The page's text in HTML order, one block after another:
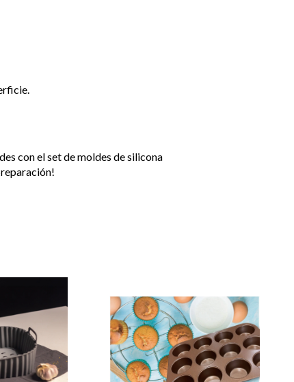
con el set de moldes de silicona